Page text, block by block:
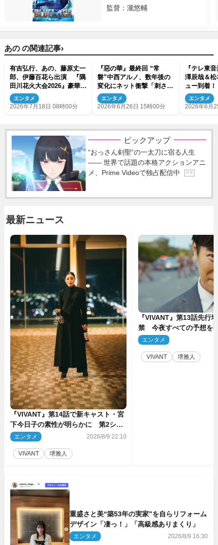
監督：瀧悠輔
あの の関連記事›
有吉弘行、あの、藤原丈一
郎、伊藤百花ら出演 『隅
田川花火大会2026』豪華ゲ
スト＆中継陣発表
エンタメ
2026年7月18日 08時00分
『惡の華』最終回 “常
磐”中西アルノ、数年後の
変化にネット衝撃「刺さり
すぎる」「メロすぎ」（ネ
タバレあり）
エンタメ
2026年6月26日 15時00分
『テレ東
澤辰哉＆
ュー到着
出演する
定
エンタメ
2026年6月
ピックアップ
“おっさん剣聖”の一太刀に宿る人生
―― 世界で話題の本格アクションアニ
メ、Prime Videoで独占配信中
P R
最新ニュース
『VIVANT』第14話で新キャスト・宮
下今日子の素性が明らかに 第2シー
ズンのキーパーソンの1人
エンタメ 2026/8/9 22:10
VIVANT 堺雅人
『VIVANT』第13話先行
禁 今夜すべての予想を
ーンが…
エンタメ
VIVANT 堺雅人
重盛さと美“築53年の実家”を自らリフォーム
デザイン「凄っ！」「高級感ありまくり」
エンタメ 2026/8/9 16:30